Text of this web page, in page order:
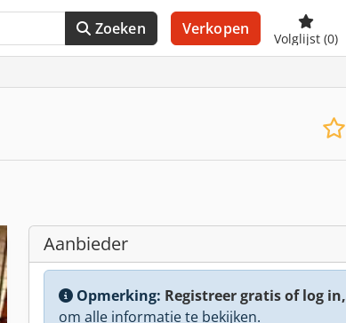
Zoeken Verkopen
Volglijst (0)
Aanbieder
Opmerking: Registreer gratis of log in,
om alle informatie te bekijken.